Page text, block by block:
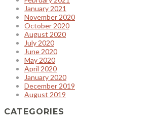
January 2021
November 2020
October 2020
August 2020
July 2020
June 2020
May 2020
April 2020
January 2020
December 2019
August 2019
CATEGORIES